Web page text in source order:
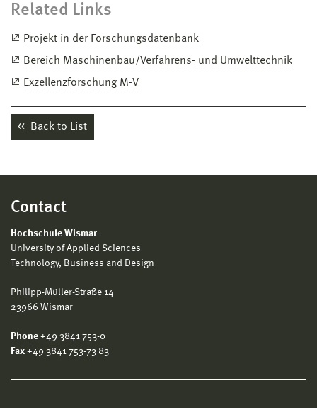
Related Links
Projekt in der Forschungsdatenbank
Bereich Maschinenbau/Verfahrens- und Umwelttechnik
Exzellenzforschung M-V
Back to List
Contact
Hochschule Wismar
University of Applied Sciences
Technology, Business and Design
Philipp-Müller-Straße 14
23966 Wismar
Phone +49 3841 753-0
Fax +49 3841 753-73 83